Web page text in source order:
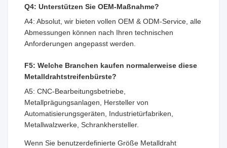
Q4: Unterstützen Sie OEM-Maßnahme?
A4: Absolut, wir bieten vollen OEM & ODM-Service, alle
Abmessungen können nach Ihren technischen
Anforderungen angepasst werden.
F5: Welche Branchen kaufen normalerweise diese
Metalldrahtstreifenbürste?
A5: CNC-Bearbeitungsbetriebe,
Metallprägungsanlagen, Hersteller von
Automatisierungsgeräten, Industrietürfabriken,
Metallwalzwerke, Schrankhersteller.
Wenn Sie benutzerdefinierte Größe Metalldraht